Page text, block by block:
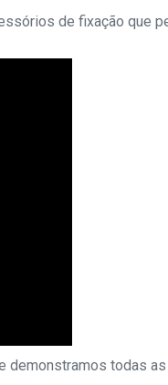
de fixação que
demonstramos todas